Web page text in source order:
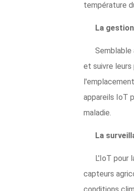
température
La
et suivre leurs
appareils IoT
maladie.
La
L'IoT pour
capteurs